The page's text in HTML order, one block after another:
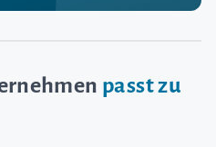
passt zu